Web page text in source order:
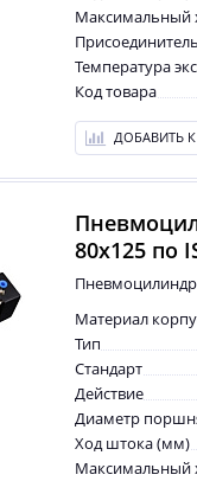
Максимальный
Температура
Код товара
ДОБАВИТЬ
80x125 по
Материал
Тип
Стандарт
Действие
Диаметр
Ход штока (мм)
Максимальный